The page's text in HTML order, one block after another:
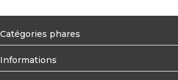
Catégories phares
Informations